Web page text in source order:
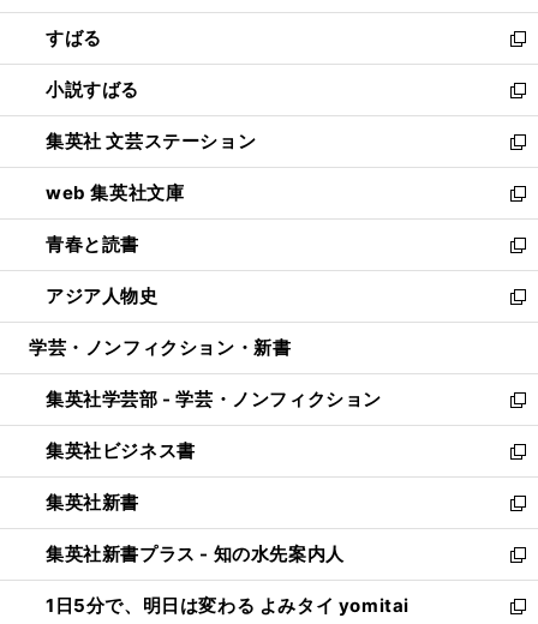
開
く
ウ
で
開
く
ン
ド
ウ
で
開
く
すばる
新
し
い
ウ
ィ
ン
ド
ウ
で
開
く
小説すばる
新
し
い
ウ
ィ
ン
ド
ウ
で
開
集英社 文芸ステーション
新
し
い
ウ
ィ
ン
ド
ウ
開
く
web 集英社文庫
新
し
い
ウ
ィ
ン
ウ
で
開
く
青春と読書
新
し
い
ウ
ン
ド
ウ
で
開
く
アジア人物史
新
し
ウ
ィ
ン
ド
ウ
で
開
く
学芸・ノンフィクション・新書
集英社学芸部 - 学芸・ノンフィクション
新
し
い
ウ
ィ
ン
ド
ウ
で
集英社ビジネス書
新
し
い
ウ
ィ
ン
ド
集英社新書
新
し
い
ウ
ィ
集英社新書プラス - 知の水先案内人
新
し
い
1日5分で、明日は変わる よみタイ yomitai
新